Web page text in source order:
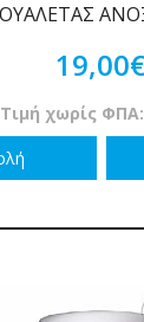
Τιμή χωρίς